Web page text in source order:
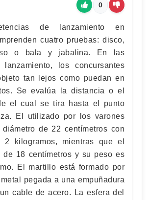
0
de lanzamiento en
cuatro pruebas: disco,
o bala y jabalina. En las
los concursantes
tan lejos como puedan en
Se evalúa la distancia o el
el cual se tira hasta el punto
El utilizado por los varones
diámetro de 22 centímetros con
kilogramos, mientras que el
de 18 centímetros y su peso es
El martillo está formado por
pegada a una empuñadura
cable de acero. La esfera del